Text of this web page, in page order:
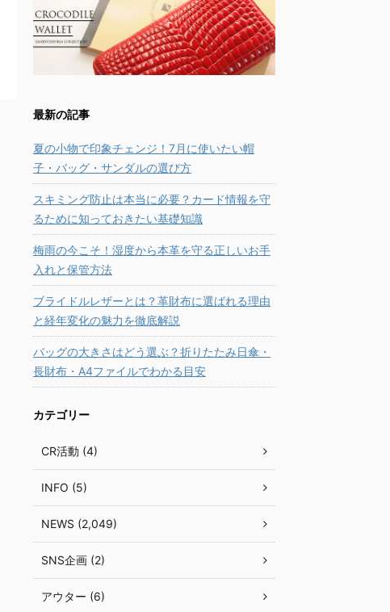
最新の記事
夏の小物で印象チェンジ！7月に使いたい帽
子・バッグ・サンダルの選び方
スキミング防止は本当に必要？カード情報を守
るために知っておきたい基礎知識
梅雨の今こそ！湿度から本革を守る正しいお手
入れと保管方法
ブライドルレザーとは？革財布に選ばれる理由
と経年変化の魅力を徹底解説
バッグの大きさはどう選ぶ？折りたたみ日傘・
長財布・A4ファイルでわかる目安
カテゴリー
CR活動 (4)
INFO (5)
NEWS (2,049)
SNS企画 (2)
アウター (6)